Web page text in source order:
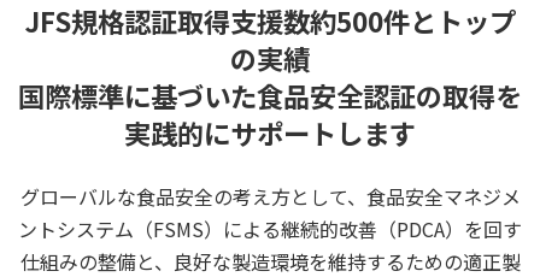
JFS規格認証取得支援数約500件とトップ
の実績
国際標準に基づいた食品安全認証の取得を
実践的にサポートします
グローバルな食品安全の考え方として、食品安全マネジメ
ントシステム（FSMS）による継続的改善（PDCA）を回す
仕組みの整備と、 良好な製造環境を維持するための適正製